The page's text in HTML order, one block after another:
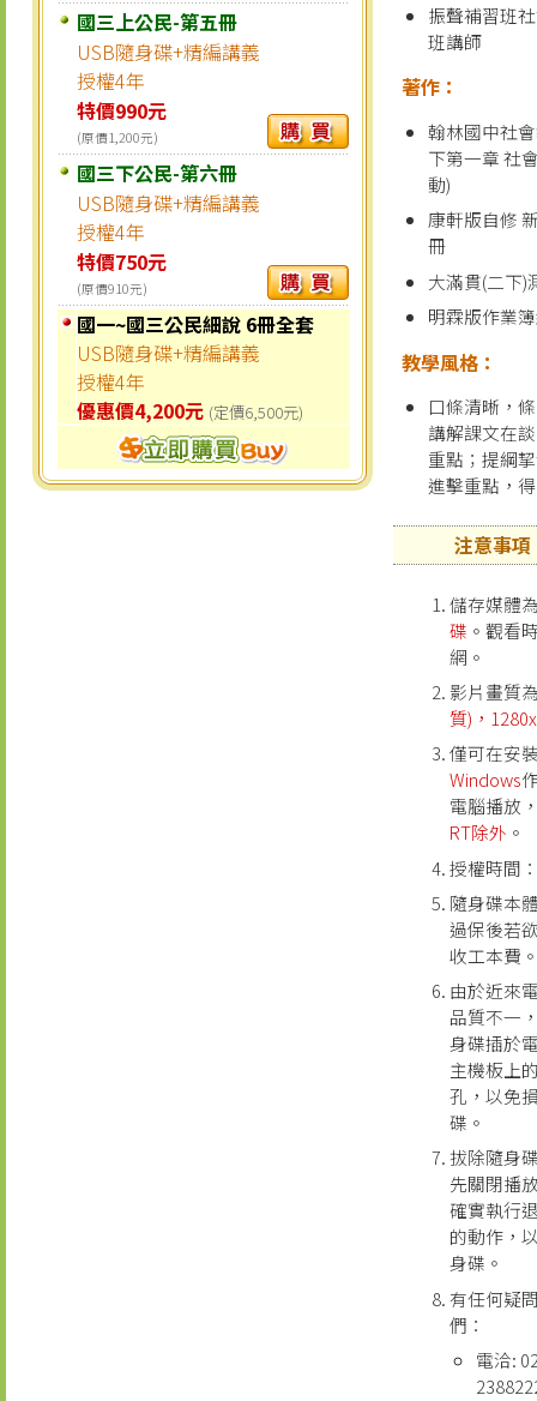
國三上公民-第五冊
USB隨身碟+精編講義
授權4年
特價990元
(原價1,200元)
國三下公民-第六冊
USB隨身碟+精編講義
授權4年
特價750元
(原價910元)
國一~國三公民細說 6冊全套
USB隨身碟+精編講義
授權4年
優惠價4,200元 (定價6,500元)
振聲補習班
班講師
著作：
翰林國中社
下第一章 社
動)
康軒版自修
冊
大滿貫(二下)
明霖版作業
教學風格：
口條清晰，
講解課文在
重點；提綱
進擊重點，
注意事項
儲存媒體
碟 。觀看
網。
影片畫質
質)，
僅可在安
Windows
電腦播放
RT除外 。
授權時間
隨身碟本
過保後若
收工本費
由於近來
品質不一
身碟插於
主機板上
孔，以免
碟。
拔除隨身
先關閉播
確實執行
的動作，
身碟。
有任何疑
們：
電洽: